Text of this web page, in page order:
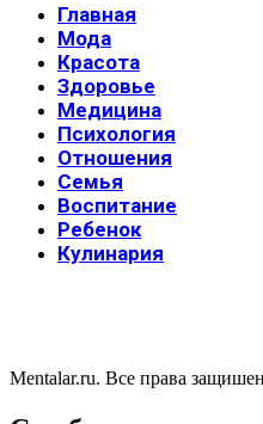
Главная
Мода
Красота
Здоровье
Медицина
Психология
Отношения
Семья
Воспитание
Ребенок
Кулинария
Mentalar.ru. Все права